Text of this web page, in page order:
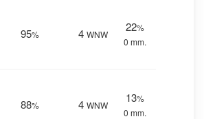
95% 4 WNW
22%
0 mm.
88% 4 WNW
13%
0 mm.